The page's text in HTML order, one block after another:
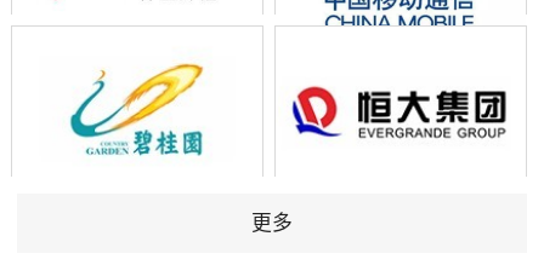
更多